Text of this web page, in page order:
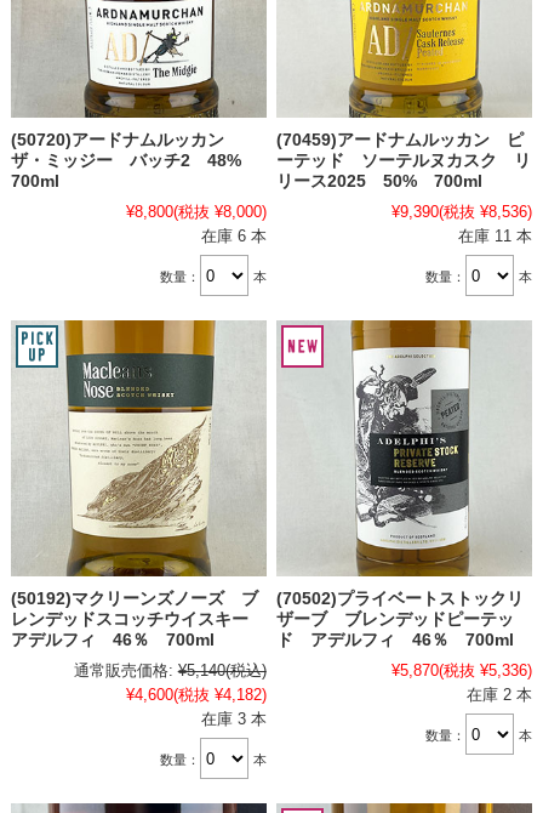
(50720)アードナムルッカン
ザ・ミッジー バッチ2 48%
700ml
¥8,800(税抜 ¥8,000)
在庫 6 本
数量： 本
(70459)アードナムルッカン ピ
ーテッド ソーテルヌカスク リ
リース2025 50% 700ml
¥9,390(税抜 ¥8,536)
在庫 11 本
数量： 本
(50192)マクリーンズノーズ ブ
レンデッドスコッチウイスキー
アデルフィ 46％ 700ml
通常販売価格: ¥5,140(税込)
¥4,600(税抜 ¥4,182)
在庫 3 本
数量： 本
(70502)プライベートストックリ
ザーブ ブレンデッドピーテッ
ド アデルフィ 46％ 700ml
¥5,870(税抜 ¥5,336)
在庫 2 本
数量： 本